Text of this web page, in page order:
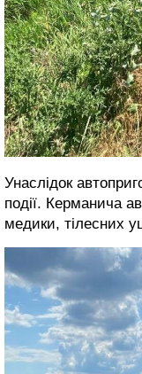
Унаслідок
події. Керманича
медики, тілесних